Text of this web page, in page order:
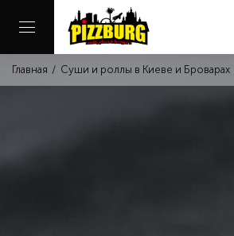
Главная Суши и роллы в Киеве и Броварах